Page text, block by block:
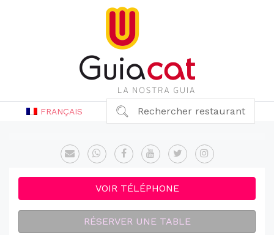
FRANÇAIS Rechercher restaurant
VOIR TÉLÉPHONE
RÉSERVER UNE TABLE